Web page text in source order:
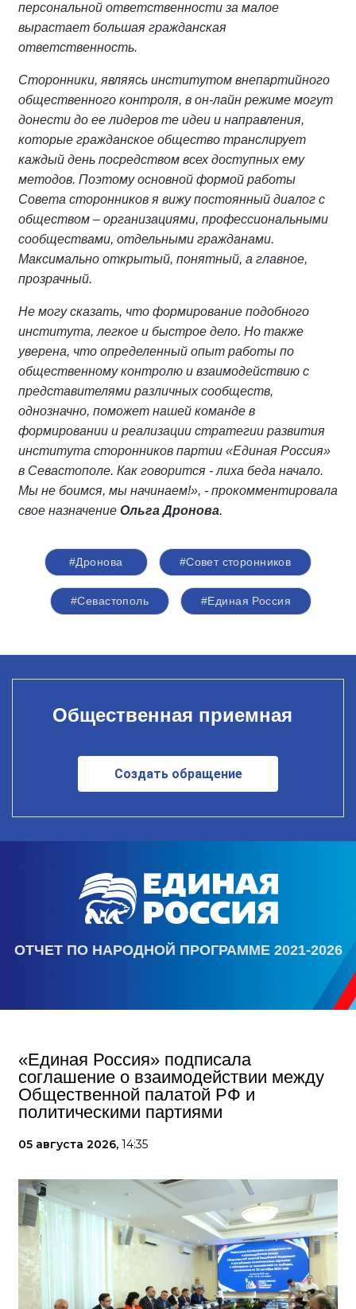
персональной ответственности за малое
вырастает большая гражданская
ответственность.
Сторонники, являясь институтом внепартийного
общественного контроля, в он-лайн режиме могут
донести до ее лидеров те идеи и направления,
которые гражданское общество транслирует
каждый день посредством всех доступных ему
методов. Поэтому основной формой работы
Совета сторонников я вижу постоянный диалог с
обществом – организациями, профессиональными
сообществами, отдельными гражданами.
Максимально открытый, понятный, а главное,
прозрачный.
Не могу сказать, что формирование подобного
института, легкое и быстрое дело. Но также
уверена, что определенный опыт работы по
общественному контролю и взаимодействию с
представителями различных сообществ,
однозначно, поможет нашей команде в
формировании и реализации стратегии развития
института сторонников партии «Единая Россия»
в Севастополе. Как говорится - лиха беда начало.
Мы не боимся, мы начинаем!», - прокомментировала
свое назначение Ольга Дронова.
#Дронова #Совет сторонников
#Севастополь #Единая Россия
Общественная приемная
Создать обращение
ОТЧЕТ ПО НАРОДНОЙ ПРОГРАММЕ 2021-2026
«Единая Россия» подписала
соглашение о взаимодействии между
Общественной палатой РФ и
политическими партиями
05 августа 2026, 14:35